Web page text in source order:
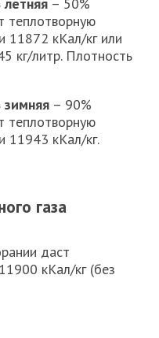
теплотворную
11872 кКал/кг или
кг/литр. Плотность
зимняя – 90%
теплотворную
11943 кКал/кг.
газа
даст
кКал/кг (без